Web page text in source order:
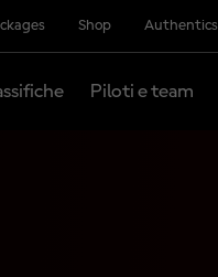
Shop Authentics
Piloti e team